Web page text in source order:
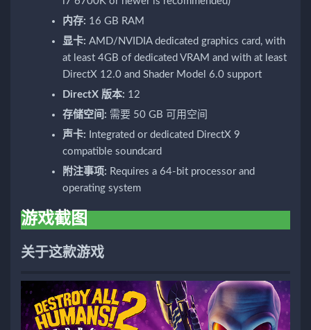
内存: 16 GB RAM
显卡: AMD/NVIDIA dedicated graphics card, with
at least 4GB of dedicated VRAM and with at least
DirectX 12.0 and Shader Model 6.0 support
DirectX 版本: 12
存储空间: 需要 50 GB 可用空间
声卡: Integrated or dedicated DirectX 9
compatible soundcard
附注事项: Requires a 64-bit processor and
operating system
游戏截图
关于这款游戏